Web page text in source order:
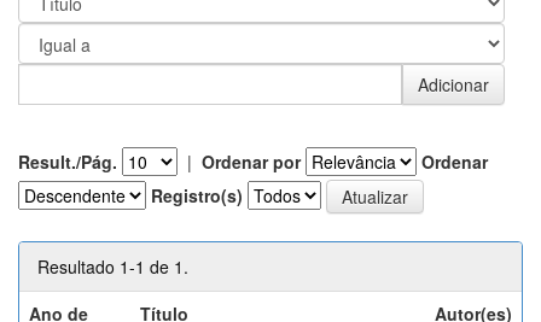
Result./Pág. | Ordenar por
Ordenar
Registro(s)
Resultado 1-1 de 1.
Ano de
Título Autor(es)